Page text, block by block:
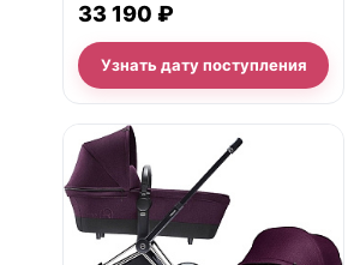
33 190 ₽
Узнать дату поступления